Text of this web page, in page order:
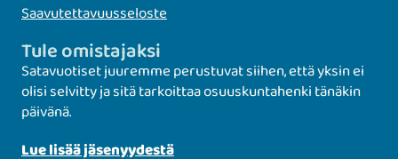
Saavutettavuusseloste
Tule omistajaksi
Satavuotiset juuremme perustuvat siihen, että yksin ei
olisi selvitty ja sitä tarkoittaa osuuskuntahenki tänäkin
päivänä.
Lue lisää jäsenyydestä